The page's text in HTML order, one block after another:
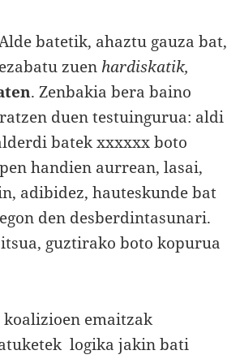
batetik, ahaztu gauza bat,
ezabatu zuen hardiskatik,
. Zenbakia bera baino
duen testuingurua: aldi
batek xxxxxx boto
handien aurrean, lasai,
adibidez, hauteskunde bat
den desberdintasunari.
guztirako boto kopurua
emaitzak
logika jakin bati